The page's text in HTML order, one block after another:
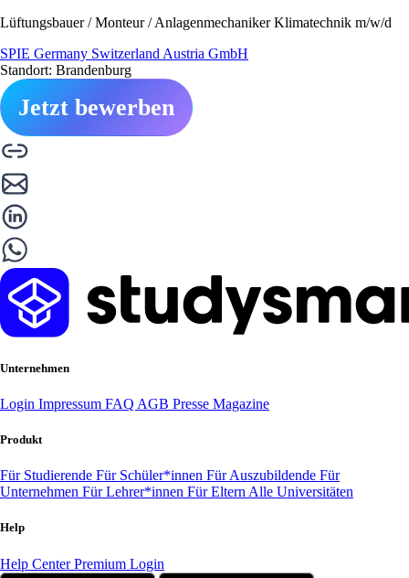
Lüftungsbauer / Monteur / Anlagenmechaniker Klimatechnik m/w/d
SPIE Germany Switzerland Austria GmbH
Standort: Brandenburg
Jetzt bewerben
Unternehmen
Login Impressum FAQ AGB Presse Magazine
Produkt
Für Studierende Für Schüler*innen Für Auszubildende Für
Unternehmen Für Lehrer*innen Für Eltern Alle Universitäten
Help
Help CenterPremium Login